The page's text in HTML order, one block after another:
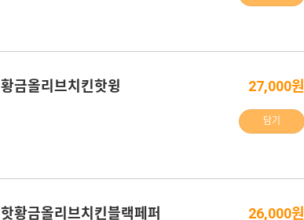
황금올리브치킨핫윙 27,000원
담기
핫황금올리브치킨블랙페퍼 26,000원